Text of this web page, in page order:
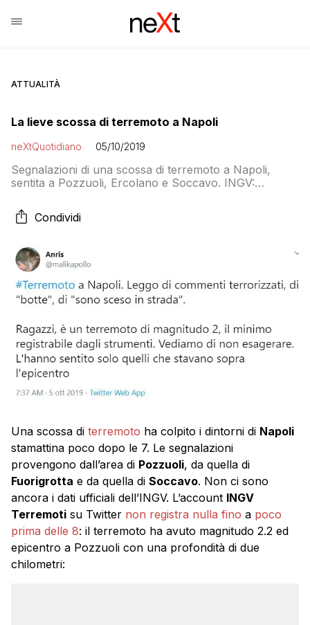
ATTUALITÀ
La lieve scossa di terremoto a Napoli
neXtQuotidiano 05/10/2019
Segnalazioni di una scossa di terremoto a Napoli,
sentita a Pozzuoli, Ercolano e Soccavo. INGV:
danno a persone o cose segnalato
Condividi
Una scossa di terremoto ha colpito i dintorni di Napoli
stamattina poco dopo le 7. Le segnalazioni
provengono dall’area di Pozzuoli, da quella di
Fuorigrotta e da quella di Soccavo. Non ci sono
ancora i dati ufficiali dell’INGV. L’account INGV
Terremoti su Twitter non registra nulla fino a poco
prima delle 8: il terremoto ha avuto magnitudo 2.2 ed
epicentro a Pozzuoli con una profondità di due
chilometri: